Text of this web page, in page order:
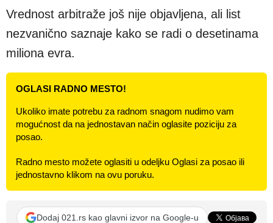
Vrednost arbitraže još nije objavljena, ali list
nezvanično saznaje kako se radi o desetinama
miliona evra.
OGLASI RADNO MESTO!
Ukoliko imate potrebu za radnom snagom nudimo vam
mogućnost da na jednostavan način oglasite poziciju za
posao.
Radno mesto možete oglasiti u odeljku Oglasi za posao ili
jednostavno klikom na ovu poruku.
Dodaj 021.rs kao glavni izvor na Google-u